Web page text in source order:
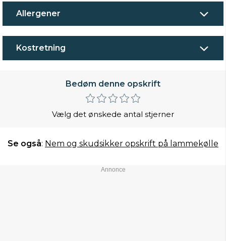
Allergener
Kostretning
Bedøm denne opskrift
Vælg det ønskede antal stjerner
Se også: Nem og skudsikker opskrift på lammekølle